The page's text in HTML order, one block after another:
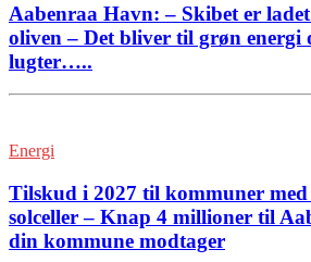
Aabenraa Havn: – Skibet er
oliven – Det bliver til grøn energi
lugter…..
Energi
Tilskud i 2027 til kommuner
solceller – Knap 4 millioner til
din kommune modtager